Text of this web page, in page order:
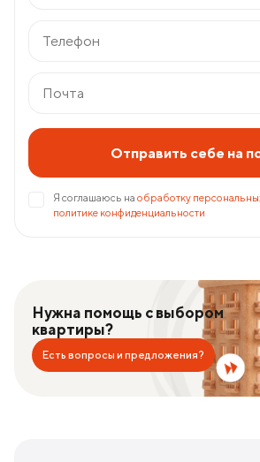
Отправить себе на
Я соглашаюсь на обработку
политике конфиденциальности
Нужна помощь с выбором
квартиры?
Есть вопросы и предложения?